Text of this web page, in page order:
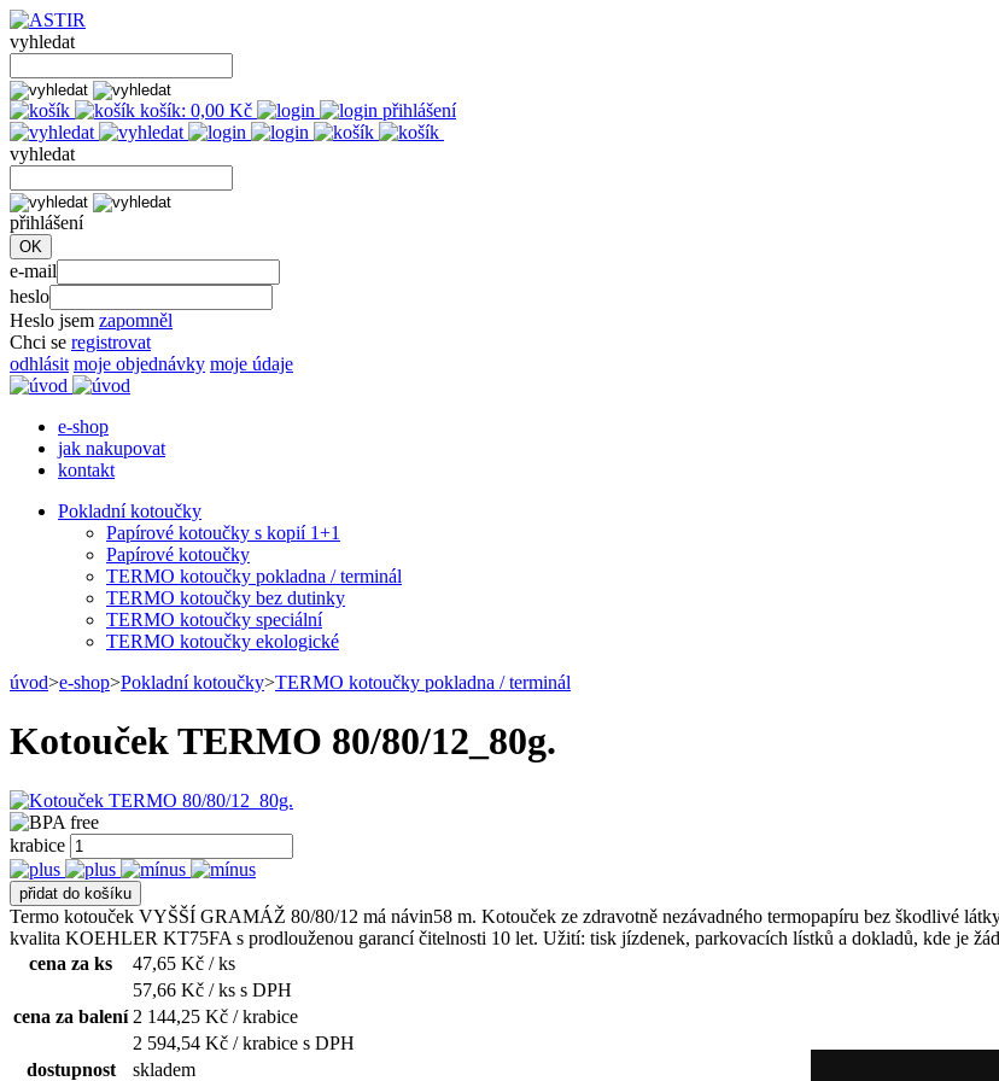
vyhledat
košík: 0,00 Kč přihlášení
vyhledat
přihlášení
e-mail
heslo
Heslo jsem zapomněl
Chci se registrovat
odhlásit moje objednávky moje údaje
e-shop
jak nakupovat
kontakt
Pokladní kotoučky
Papírové kotoučky s kopií 1+1
Papírové kotoučky
TERMO kotoučky pokladna / terminál
TERMO kotoučky bez dutinky
TERMO kotoučky speciální
TERMO kotoučky ekologické
úvod>e-shop>Pokladní kotoučky>TERMO kotoučky pokladna / terminál
Kotouček TERMO 80/80/12_80g.
krabice
Termo kotouček VYŠŠÍ GRAMÁŽ 80/80/12 má návin58 m. Kotouček ze zdravotně nezávadného termopapíru bez škodlivé
kvalita KOEHLER KT75FA s prodlouženou garancí čitelnosti 10 let. Užití: tisk jízdenek, parkovacích lístků a dokladů, kde je
cena za ks
47,65 Kč / ks
57,66 Kč / ks s DPH
cena za balení 2 144,25 Kč / krabice
2 594,54 Kč / krabice s DPH
dostupnost
skladem